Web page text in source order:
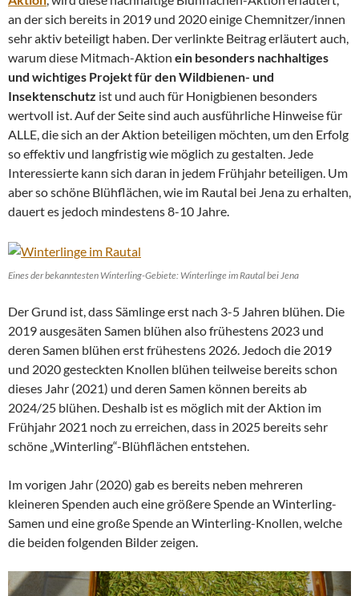
an der sich bereits in 2019 und 2020 einige Chemnitzer/innen
sehr aktiv beteiligt haben. Der verlinkte Beitrag erläutert auch,
warum diese Mitmach-Aktion ein besonders nachhaltiges
und wichtiges Projekt für den Wildbienen- und
Insektenschutz ist und auch für Honigbienen besonders
wertvoll ist. Auf der Seite sind auch ausführliche Hinweise für
ALLE, die sich an der Aktion beteiligen möchten, um den Erfolg
so effektiv und langfristig wie möglich zu gestalten. Jede
Interessierte kann sich daran in jedem Frühjahr beteiligen. Um
aber so schöne Blühflächen, wie im Rautal bei Jena zu erhalten,
dauert es jedoch mindestens 8-10 Jahre.
Eines der bekanntesten Winterling-Gebiete: Winterlinge im Rautal bei Jena
Der Grund ist, dass Sämlinge erst nach 3-5 Jahren blühen. Die
2019 ausgesäten Samen blühen also frühestens 2023 und
deren Samen blühen erst frühestens 2026. Jedoch die 2019
und 2020 gesteckten Knollen blühen teilweise bereits schon
dieses Jahr (2021) und deren Samen können bereits ab
2024/25 blühen. Deshalb ist es möglich mit der Aktion im
Frühjahr 2021 noch zu erreichen, dass in 2025 bereits sehr
schöne „Winterling“-Blühflächen entstehen.
Im vorigen Jahr (2020) gab es bereits neben mehreren
kleineren Spenden auch eine größere Spende an Winterling-
Samen und eine große Spende an Winterling-Knollen, welche
die beiden folgenden Bilder zeigen.